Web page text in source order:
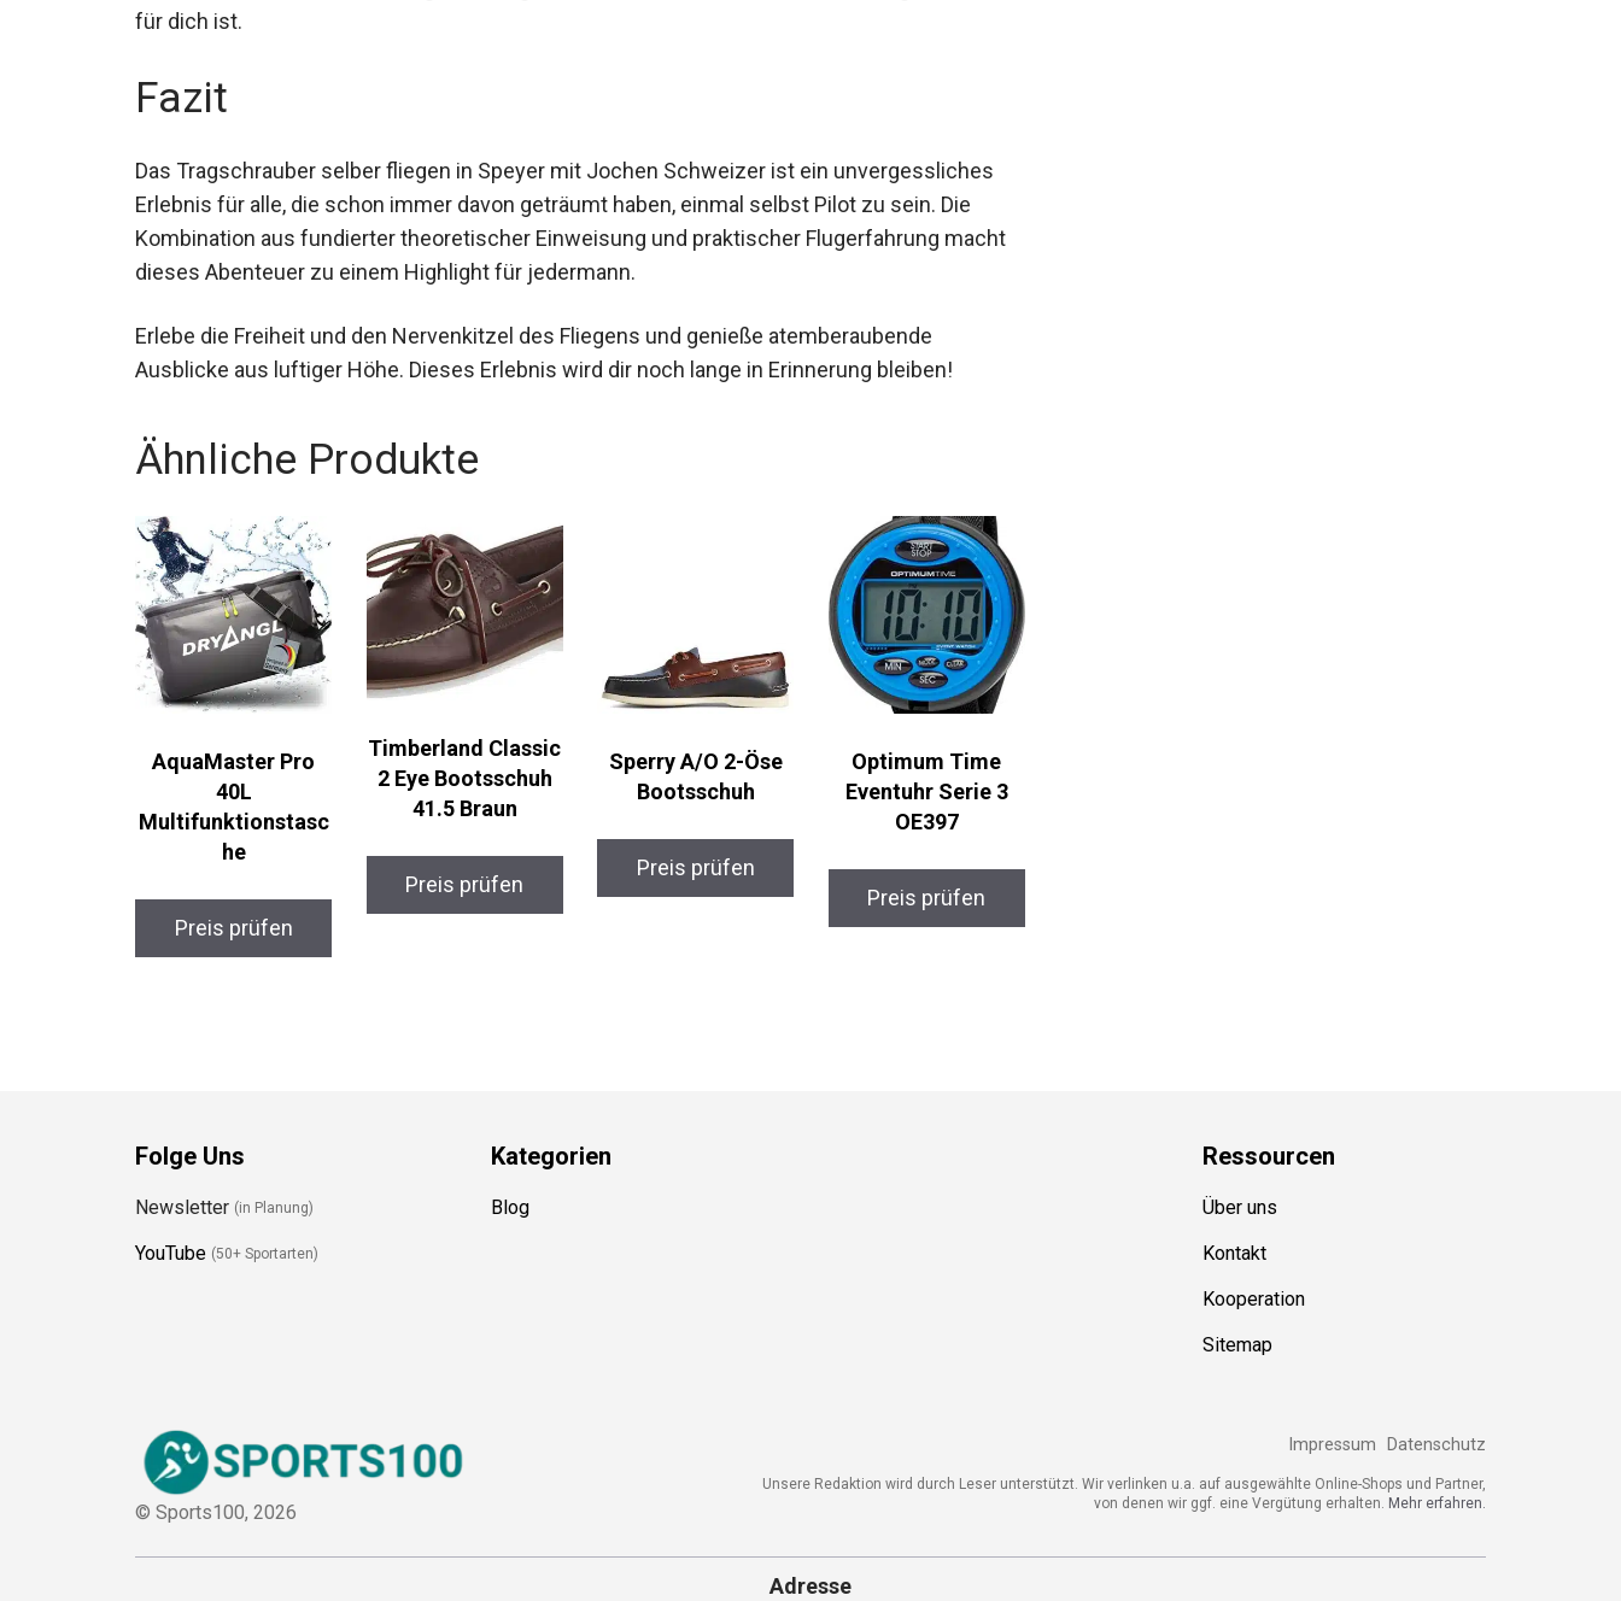
Erlebnis ist auch eine hervorragende Möglichkeit, um herauszufinden, ob die Fliegerei etwas
Fazit
Das Tragschrauber selber fliegen in Speyer mit Jochen Schweizer ist ein unvergessliches
Erlebnis für alle, die schon immer davon geträumt haben, einmal selbst Pilot zu sein. Die
Kombination aus fundierter theoretischer Einweisung und praktischer Flugerfahrung macht
Erlebe die Freiheit und den Nervenkitzel des Fliegens und genieße atemberaubende
Ähnliche Produkte
AquaMaster Pro
40L
Multifunktionstasc
Preis prüfen
Timberland Classic
2 Eye Bootsschuh
Preis prüfen
Sperry A/O 2-Öse
Preis prüfen
Optimum Time
Eventuhr Serie 3
Preis prüfen
Folge Uns Kategorien
Unsere Redaktion wird durch Leser unterstützt. Wir verlinken u.a. auf ausgewählte Online-Shops und Partner,